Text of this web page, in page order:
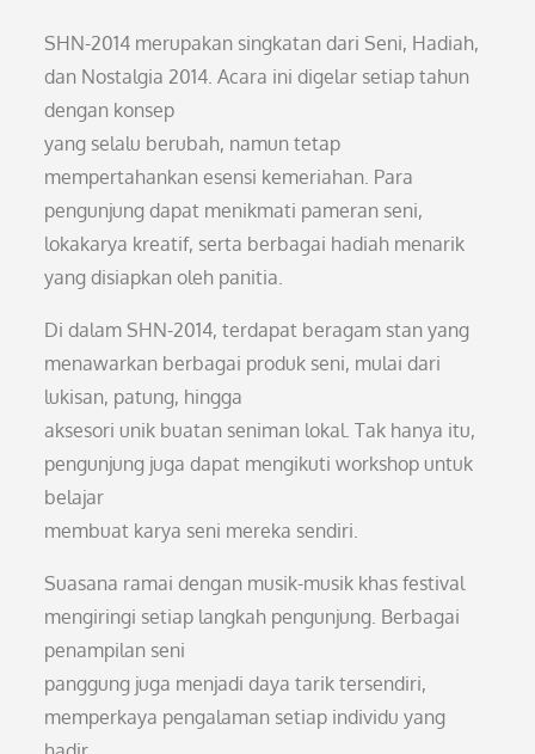
SHN-2014 merupakan singkatan dari Seni, Hadiah,
dan Nostalgia 2014. Acara ini digelar setiap tahun
dengan konsep
yang selalu berubah, namun tetap
mempertahankan esensi kemeriahan. Para
pengunjung dapat menikmati pameran seni,
lokakarya kreatif, serta berbagai hadiah menarik
yang disiapkan oleh panitia.
Di dalam SHN-2014, terdapat beragam stan yang
menawarkan berbagai produk seni, mulai dari
lukisan, patung, hingga
aksesori unik buatan seniman lokal. Tak hanya itu,
pengunjung juga dapat mengikuti workshop untuk
belajar
membuat karya seni mereka sendiri.
Suasana ramai dengan musik-musik khas festival
mengiringi setiap langkah pengunjung. Berbagai
penampilan seni
panggung juga menjadi daya tarik tersendiri,
memperkaya pengalaman setiap individu yang